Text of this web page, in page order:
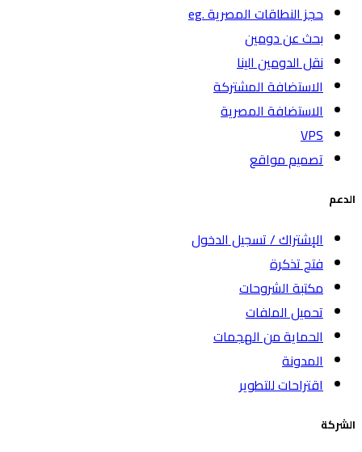
حجز النطاقات المصرية .eg
بحث عن دومين
نقل الدومين الينا
الاستضافة المشتركة
الاستضافة المصرية
VPS
تصميم مواقع
الدعم
الإشتراك / تسجيل الدخول
فتح تذكرة
مكتبة الشروحات
تحميل الملفات
الحماية من الهجمات
المدونة
اقتراحات للتطوير
الشركة